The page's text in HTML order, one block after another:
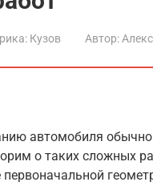
Кузов Автор:
автомобиля
о таких сложных